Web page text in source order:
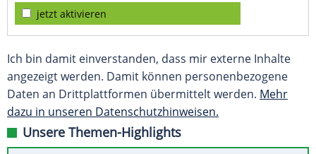
jetzt aktivieren
Ich bin damit einverstanden, dass mir externe Inhalte
angezeigt werden. Damit können personenbezogene
Daten an Drittplattformen übermittelt werden. Mehr
dazu in unseren Datenschutzhinweisen.
Unsere Themen-Highlights